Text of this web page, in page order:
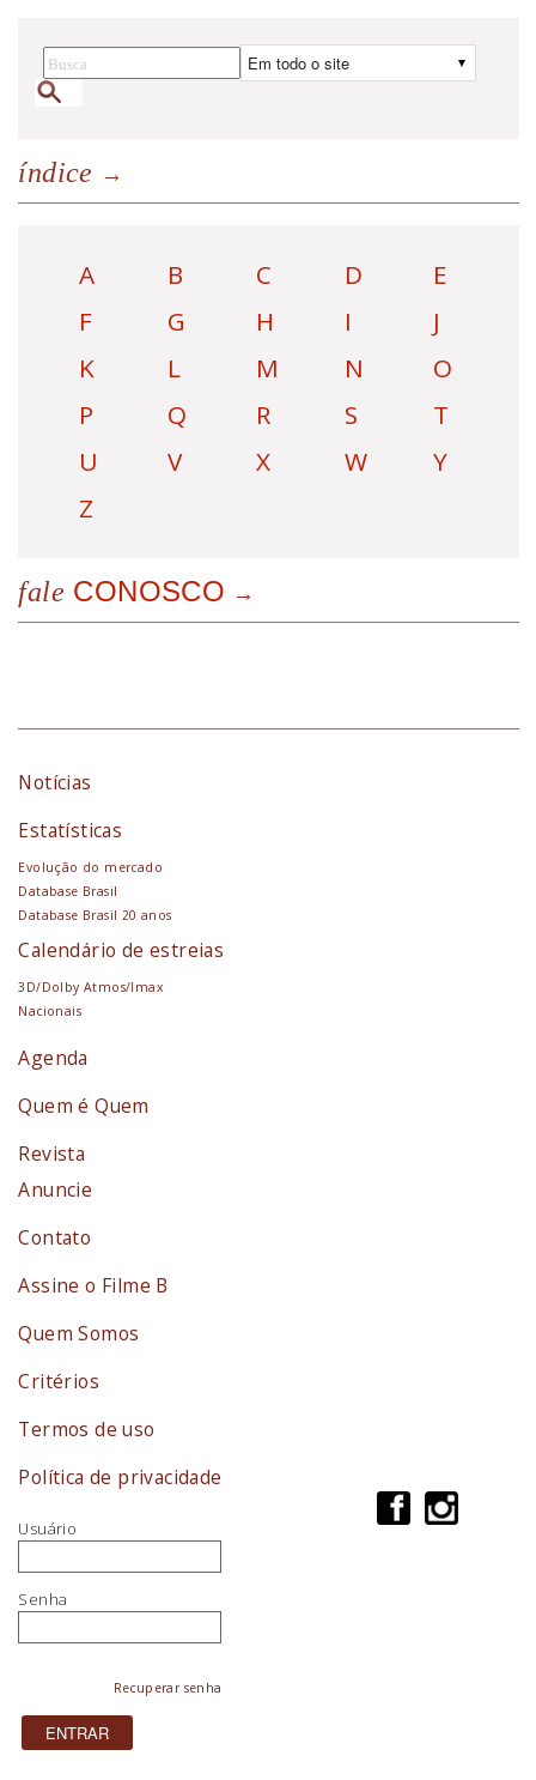
índice
A B C D
E
F
G H I
J
K
L M N
O
P
Q R S
T
U
V X W
Y
Z
fale CONOSCO
Notícias
Estatísticas
Evolução do mercado
Database Brasil
Database Brasil 20 anos
Calendário de estreias
3D/Dolby Atmos/Imax
Nacionais
Agenda
Quem é Quem
Revista
Anuncie
Contato
Assine o Filme B
Quem Somos
Critérios
Termos de uso
Política de privacidade
Usuário
Senha
Recuperar senha